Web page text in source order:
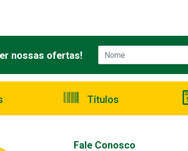
nossas ofertas!
Títulos
Fale Conosco